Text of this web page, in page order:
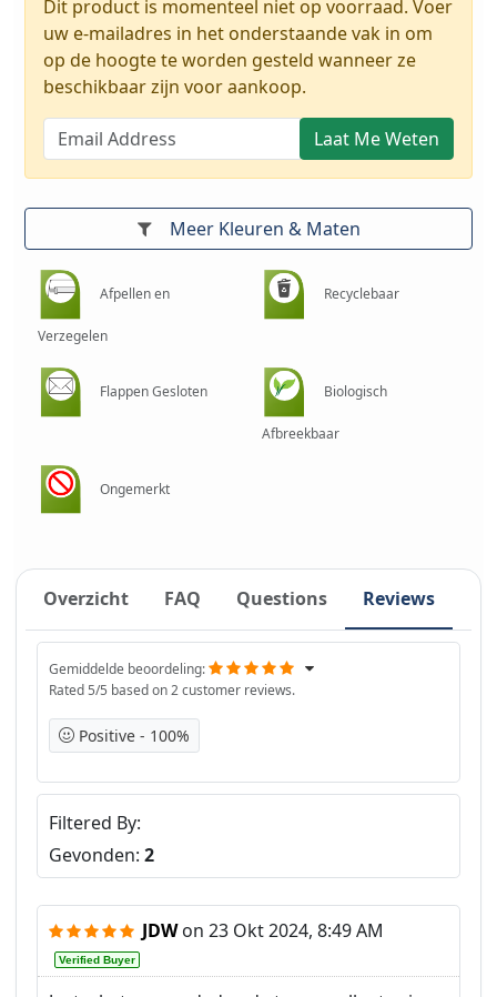
Dit product is momenteel niet op voorraad. Voer
uw e-mailadres in het onderstaande vak in om
op de hoogte te worden gesteld wanneer ze
beschikbaar zijn voor aankoop.
Laat Me Weten
Meer Kleuren & Maten
Afpellen en
Verzegelen
Recyclebaar
Flappen Gesloten Biologisch
Afbreekbaar
Ongemerkt
Overzicht FAQ Questions Reviews
Gemiddelde beoordeling
Rated5/5 based on2customer reviews.
Positive 100%
Filtered By
Gevonden: 2
JDWon 23 Okt 2024, 8:49 AM
Verified Buyer